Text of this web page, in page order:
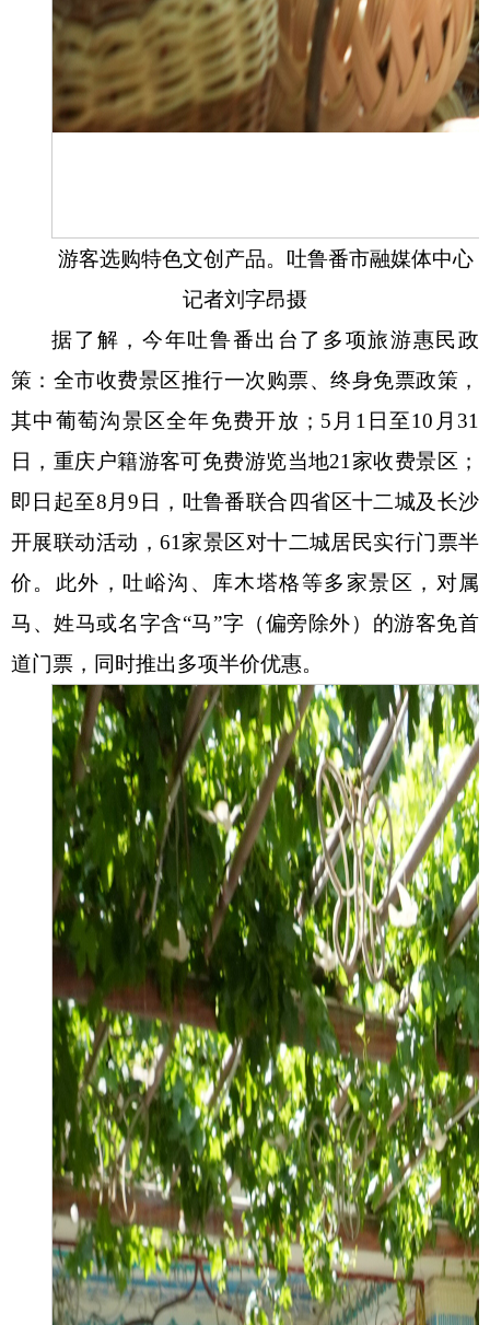
游客选购特色文创产品。吐鲁番市融媒体中心
记者刘字昂摄
据了解，今年吐鲁番出台了多项旅游惠民政
策：全市收费景区推行一次购票、终身免票政策，
其中葡萄沟景区全年免费开放； 5月1日至10月31
日，重庆户籍游客可免费游览当地21家收费景区；
即日起至8月9日，吐鲁番联合四省区十二城及长沙
开展联动活动，61家景区对十二城居民实行门票半
价。此外，吐峪沟、库木塔格等多家景区，对属
马、姓马或名字含“马”字（偏旁除外）的游客免首
道门票，同时推出多项半价优惠。